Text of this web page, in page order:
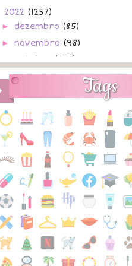
2022 (1257)
► dezembro (85)
► novembro (98)
outubro (103)
►setembro(108)
►
A 31/07/2022
A Não Precisem de
A Toy Story 4
A 30/07/2022
A Dói
A Deixa ~ MC Jacaré
A Livre
A Verdades Secretas
A Só
A S de Saudade ~
Tags